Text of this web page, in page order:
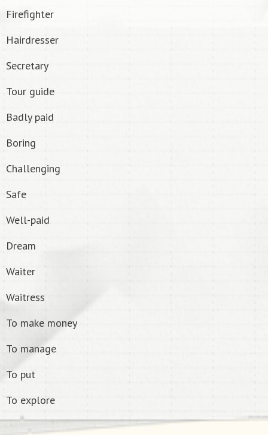
Firefighter
Hairdresser
Secretary
Tour guide
Badly paid
Boring
Challenging
Safe
Well-paid
Dream
Waiter
Waitress
To make money
To manage
To put
To explore